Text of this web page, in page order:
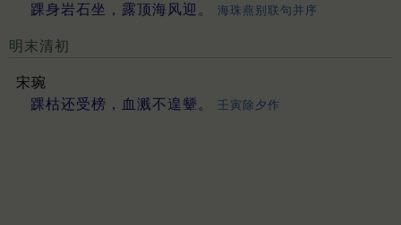
踝身岩石坐，露顶海风迎。
海珠燕别联句并序
明末清初
宋琬
踝枯还受榜，血溅不遑颦。
壬寅除夕作